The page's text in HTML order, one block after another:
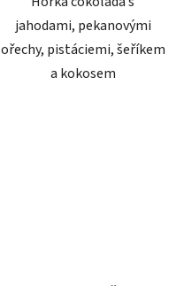
jahodami, pekanovými
ořechy, pistáciemi, šeříkem
a kokosem